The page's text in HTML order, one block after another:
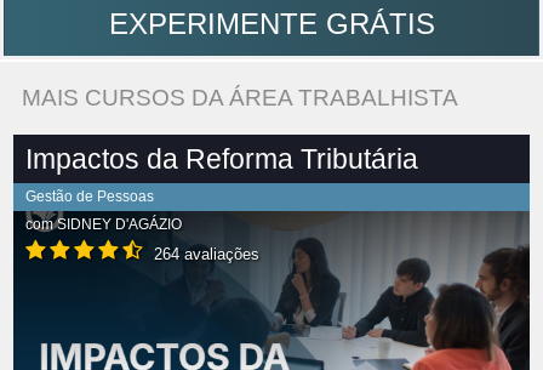
EXPERIMENTE GRÁTIS
MAIS CURSOS DA ÁREA TRABALHISTA
Impactos da Reforma Tributária
Gestão de Pessoas
comSIDNEY D'AGÁZIO
264 avaliações